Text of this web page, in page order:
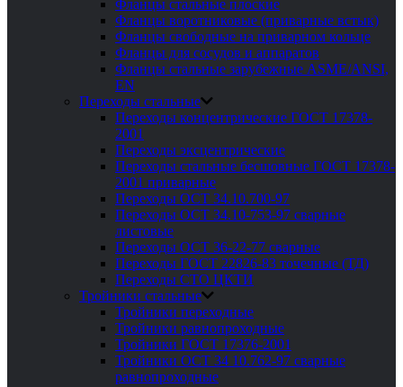
Фланцы стальные плоские
Фланцы воротниковые (приварные встык)
Фланцы свободные на приварном кольце
Фланцы для сосудов и аппаратов
Фланцы стальные зарубежные ASME/ANSI,
EN
Переходы стальные
Переходы концентрические ГОСТ 17378-
2001
Переходы эксцентрические
Переходы стальные бесшовные ГОСТ 17378-
2001 приварные
Переходы ОСТ 34.10.700-97
Переходы ОСТ 34.10-753-97 сварные
листовые
Переходы ОСТ 36-22-77 сварные
Переходы ГОСТ 22826-83 точечные (ТД)
Переходы СТО ЦКТИ
Тройники стальные
Тройники переходные
Тройники равнопроходные
Тройники ГОСТ 17376-2001
Тройники ОСТ 34 10.762-97 сварные
равнопроходные